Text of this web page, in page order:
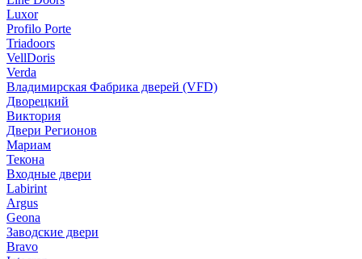
Luxor
Profilo Porte
Triadoors
VellDoris
Verda
Владимирская Фабрика дверей (VFD)
Дворецкий
Виктория
Двери Регионов
Мариам
Текона
Входные двери
Labirint
Argus
Geona
Заводские двери
Bravo